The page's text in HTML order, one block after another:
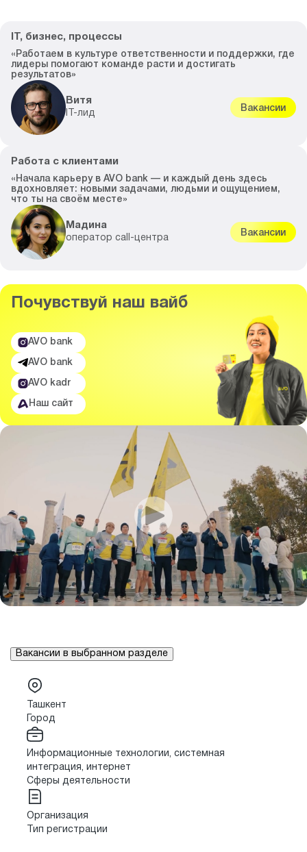
IT, бизнес, процессы
«Работаем в культуре ответственности и поддержки, где
лидеры помогают команде расти и достигать
результатов»
Витя
IT-лид
Вакансии
Работа с клиентами
«Начала карьеру в AVO bank — и каждый день здесь
вдохновляет: новыми задачами, людьми и ощущением,
что ты на своём месте»
Мадина
оператор call-центра
Вакансии
Почувствуй наш вайб
AVO bank
AVO bank
AVO kadr
Наш сайт
Вакансии в выбранном разделе
Ташкент
Город
Информационные технологии, системная
интеграция, интернет
Сферы деятельности
Организация
Тип регистрации